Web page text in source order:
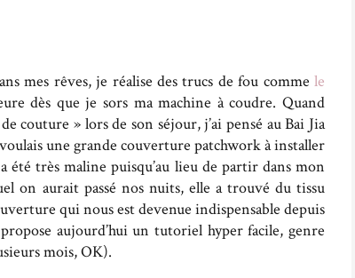
mes rêves, je réalise des trucs de fou comme le
dès que je sors ma machine à coudre. Quand
couture » lors de son séjour, j’ai pensé au Bai Jia
une grande couverture patchwork à installer
très maline puisqu’au lieu de partir dans mon
on aurait passé nos nuits, elle a trouvé du tissu
qui nous est devenue indispensable depuis
aujourd’hui un tutoriel hyper facile, genre
mois, OK).